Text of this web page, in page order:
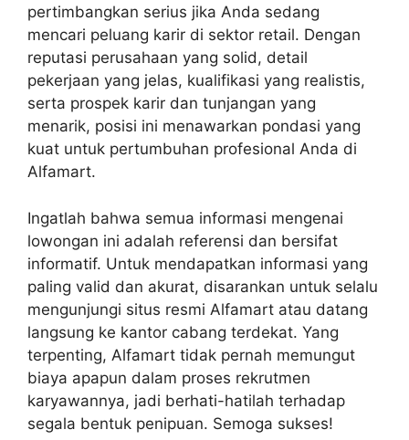
pertimbangkan serius jika Anda sedang
mencari peluang karir di sektor retail. Dengan
reputasi perusahaan yang solid, detail
pekerjaan yang jelas, kualifikasi yang realistis,
serta prospek karir dan tunjangan yang
menarik, posisi ini menawarkan pondasi yang
kuat untuk pertumbuhan profesional Anda di
Alfamart.
Ingatlah bahwa semua informasi mengenai
lowongan ini adalah referensi dan bersifat
informatif. Untuk mendapatkan informasi yang
paling valid dan akurat, disarankan untuk selalu
mengunjungi situs resmi Alfamart atau datang
langsung ke kantor cabang terdekat. Yang
terpenting, Alfamart tidak pernah memungut
biaya apapun dalam proses rekrutmen
karyawannya, jadi berhati-hatilah terhadap
segala bentuk penipuan. Semoga sukses!